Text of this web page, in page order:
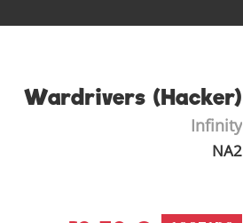
Wardrivers (Hacker)
Infinity
NA2